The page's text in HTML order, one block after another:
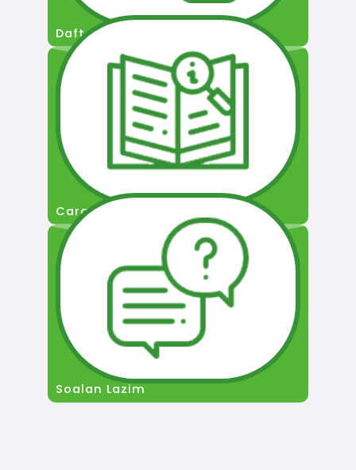
Daftar Pengguna
Cara Permohonan
Soalan Lazim